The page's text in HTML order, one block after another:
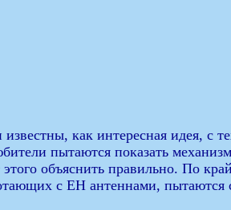
как интересная идея, с
пытаются показать
объяснить правильно. По
с ЕН антеннами, пытаются